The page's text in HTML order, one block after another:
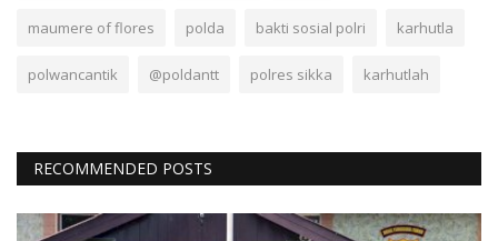
maumere of flores polda bakti sosial polri karhutla
polwancantik @poldantt polres sikka karhutlah
RECOMMENDED POSTS